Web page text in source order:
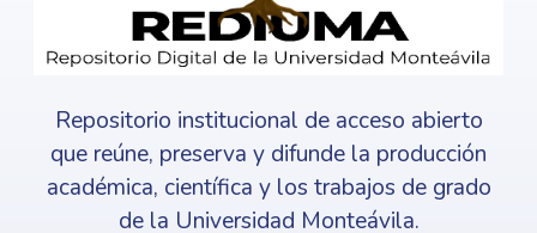
Repositorio institucional de acceso abierto
que reúne, preserva y difunde la producción
académica, científica y los trabajos de grado
de la Universidad Monteávila.